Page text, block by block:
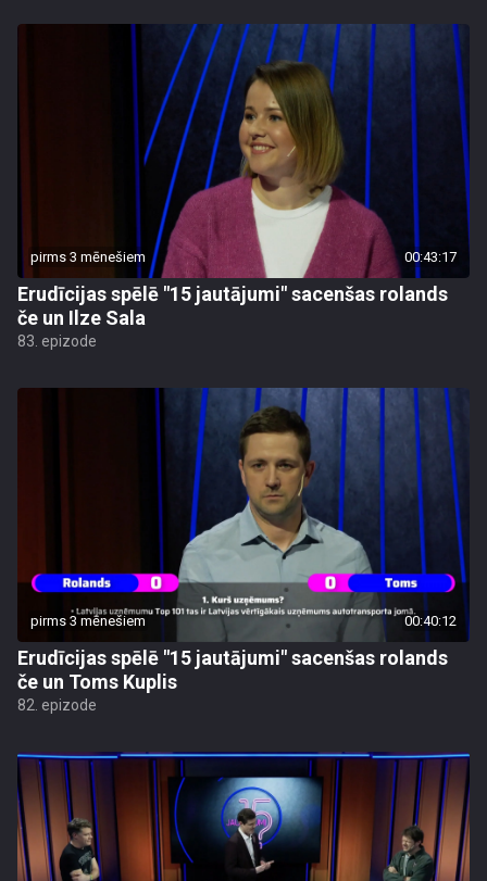
pirms 3 mēnešiem 00:43:17
Erudīcijas spēlē "15 jautājumi" sacenšas rolands
če un Ilze Sala
83. epizode
pirms 3 mēnešiem 00:40:12
Erudīcijas spēlē "15 jautājumi" sacenšas rolands
če un Toms Kuplis
82. epizode